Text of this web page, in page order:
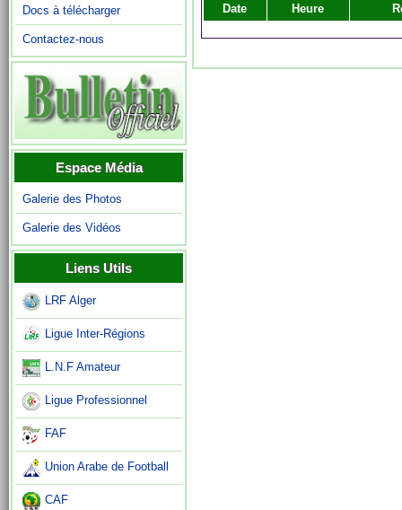
Docs à télécharger
Contactez-nous
Espace Média
Galerie des Photos
Galerie des Vidéos
Liens Utils
LRF Alger
Ligue Inter-Régions
L.N.F Amateur
Ligue Professionnel
FAF
Union Arabe de Football
CAF
Date
Heure